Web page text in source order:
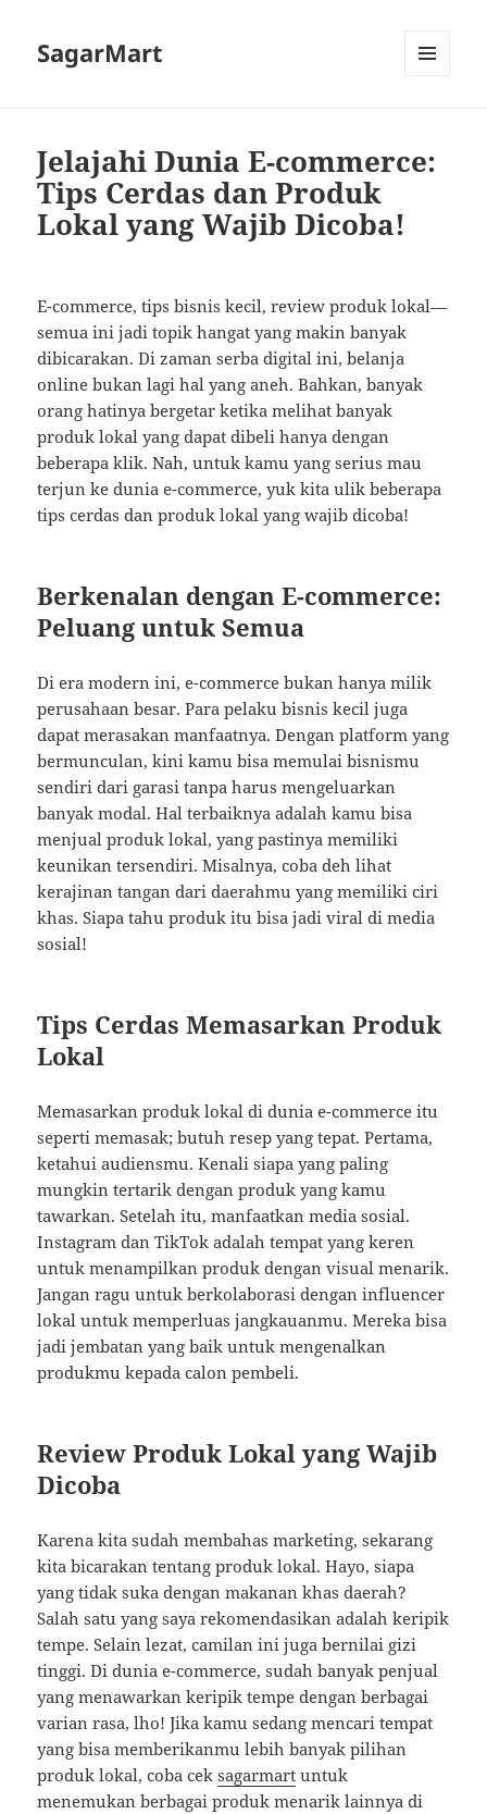
SagarMart
Jelajahi Dunia E-commerce:
Tips Cerdas dan Produk
Lokal yang Wajib Dicoba!
E-commerce, tips bisnis kecil, review produk lokal—
semua ini jadi topik hangat yang makin banyak
dibicarakan. Di zaman serba digital ini, belanja
online bukan lagi hal yang aneh. Bahkan, banyak
orang hatinya bergetar ketika melihat banyak
produk lokal yang dapat dibeli hanya dengan
beberapa klik. Nah, untuk kamu yang serius mau
terjun ke dunia e-commerce, yuk kita ulik beberapa
tips cerdas dan produk lokal yang wajib dicoba!
Berkenalan dengan E-commerce:
Peluang untuk Semua
Di era modern ini, e-commerce bukan hanya milik
perusahaan besar. Para pelaku bisnis kecil juga
dapat merasakan manfaatnya. Dengan platform yang
bermunculan, kini kamu bisa memulai bisnismu
sendiri dari garasi tanpa harus mengeluarkan
banyak modal. Hal terbaiknya adalah kamu bisa
menjual produk lokal, yang pastinya memiliki
keunikan tersendiri. Misalnya, coba deh lihat
kerajinan tangan dari daerahmu yang memiliki ciri
khas. Siapa tahu produk itu bisa jadi viral di media
sosial!
Tips Cerdas Memasarkan Produk
Lokal
Memasarkan produk lokal di dunia e-commerce itu
seperti memasak; butuh resep yang tepat. Pertama,
ketahui audiensmu. Kenali siapa yang paling
mungkin tertarik dengan produk yang kamu
tawarkan. Setelah itu, manfaatkan media sosial.
Instagram dan TikTok adalah tempat yang keren
untuk menampilkan produk dengan visual menarik.
Jangan ragu untuk berkolaborasi dengan influencer
lokal untuk memperluas jangkauanmu. Mereka bisa
jadi jembatan yang baik untuk mengenalkan
produkmu kepada calon pembeli.
Review Produk Lokal yang Wajib
Dicoba
Karena kita sudah membahas marketing, sekarang
kita bicarakan tentang produk lokal. Hayo, siapa
yang tidak suka dengan makanan khas daerah?
Salah satu yang saya rekomendasikan adalah keripik
tempe. Selain lezat, camilan ini juga bernilai gizi
tinggi. Di dunia e-commerce, sudah banyak penjual
yang menawarkan keripik tempe dengan berbagai
varian rasa, lho! Jika kamu sedang mencari tempat
yang bisa memberikanmu lebih banyak pilihan
produk lokal, coba ceksagarmart untuk
menemukan berbagai produk menarik lainnya di